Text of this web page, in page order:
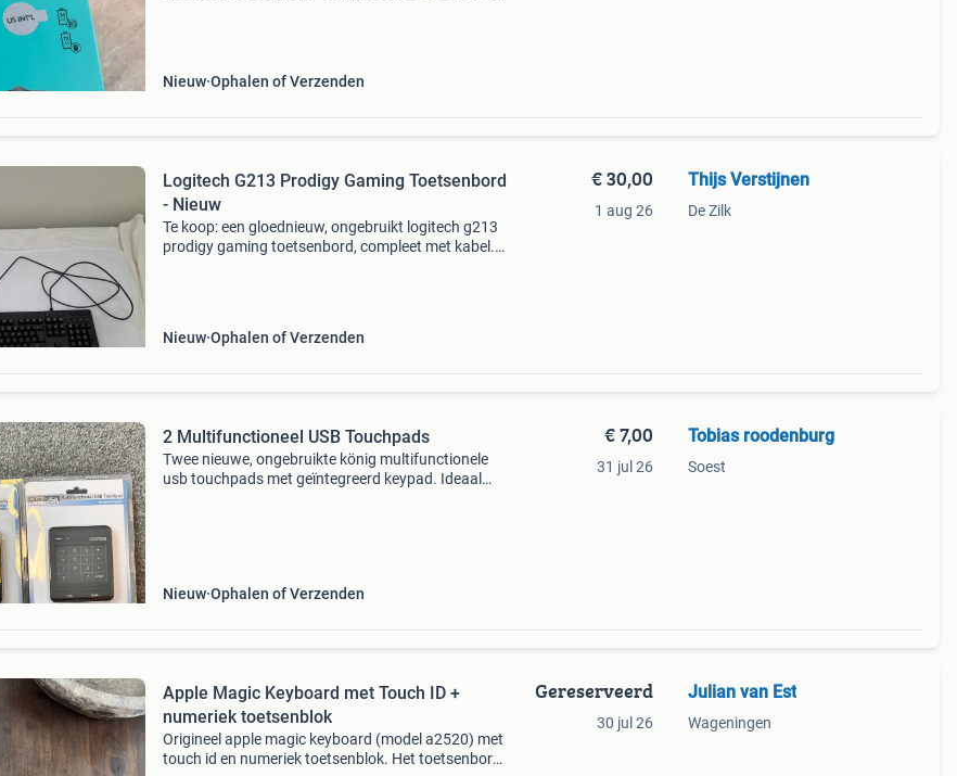
Nieuw Ophalen of Verzenden
Logitech G213 Prodigy Gaming Toetsenbord
- Nieuw
Te koop: een gloednieuw, ongebruikt logitech g213
prodigy gaming toetsenbord, compleet met kabel.
Nieuw Ophalen of Verzenden
€ 30,00
1 aug 26
Thijs Verstijnen
De Zilk
2 Multifunctioneel USB Touchpads
Twee nieuwe, ongebruikte könig multifunctionele
usb touchpads met geïntegreerd keypad. Ideaal
Nieuw Ophalen of Verzenden
€ 7,00
31 jul 26
Tobias roodenburg
Soest
Apple Magic Keyboard met Touch ID +
numeriek toetsenblok
Origineel apple magic keyboard (model a2520) met
touch id en numeriek toetsenblok. Het toetsenbord
Gereserveerd
30 jul 26
Julian van Est
Wageningen